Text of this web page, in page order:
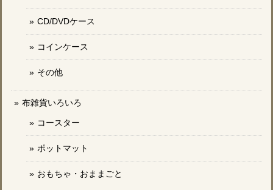
CD/DVDケース
コインケース
その他
布雑貨いろいろ
コースター
ポットマット
おもちゃ・おままごと